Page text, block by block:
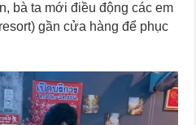
bà ta mới điều động các em
gần cửa hàng để phục